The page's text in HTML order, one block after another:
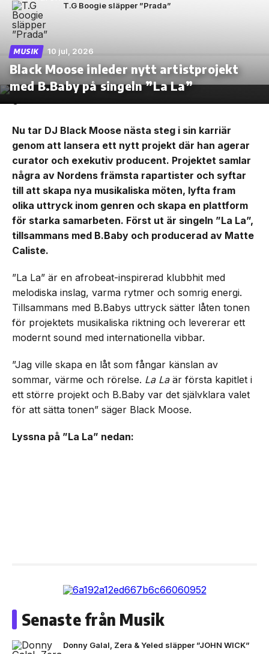
T.G Boogie släpper ”Prada”
MUSIK 10 jul, 2026
Black Moose inleder nytt artistprojekt
med B.Baby på singeln ”La La”
Nu tar DJ Black Moose nästa steg i sin karriär
genom att lansera ett nytt projekt där han agerar
curator och exekutiv producent. Projektet samlar
några av Nordens främsta rapartister och syftar
till att skapa nya musikaliska möten, lyfta fram
olika uttryck inom genren och skapa en plattform
för starka samarbeten. Först ut är singeln ”La La”,
tillsammans med B.Baby och producerad av Matte
Caliste.
”La La” är en afrobeat-inspirerad klubbhit med
melodiska inslag, varma rytmer och somrig energi.
Tillsammans med B.Babys uttryck sätter låten tonen
för projektets musikaliska riktning och levererar ett
modernt sound med internationella vibbar.
”Jag ville skapa en låt som fångar känslan av
sommar, värme och rörelse. La Laär första kapitlet i
ett större projekt och B.Baby var det självklara valet
för att sätta tonen” säger Black Moose.
Lyssna på ”La La” nedan:
Senaste från Musik
Donny Galal, Zera & Yeled släpper ”JOHN WICK”